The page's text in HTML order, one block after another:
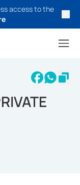
access to the